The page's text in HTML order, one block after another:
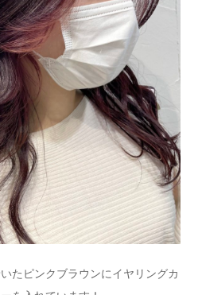
たピンクブラウンにイヤリングカ